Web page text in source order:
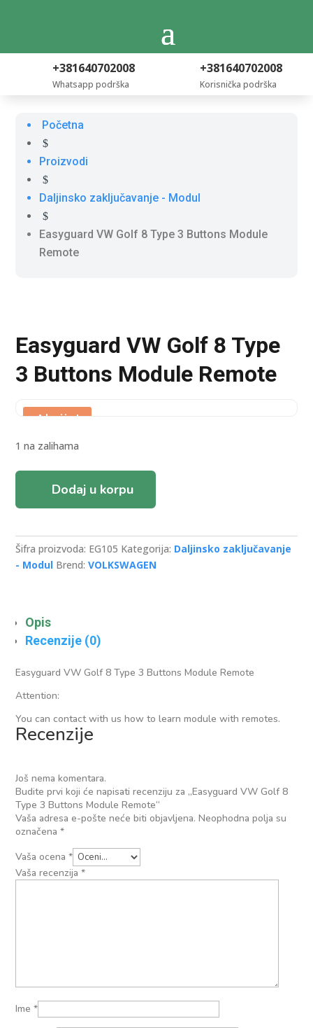
+381640702008
Whatsapp podrška
+381640702008
Korisnička podrška
Početna
$
Proizvodi
$
Daljinsko zaključavanje - Modul
$
Easyguard VW Golf 8 Type 3 Buttons Module
Remote
Easyguard VW Golf 8 Type
3 Buttons Module Remote
Akcija!
1 na zalihama
Easyguard
Golf
Type
količina
Dodaj u korpu
Šifra proizvoda: EG105 Kategorija: Daljinsko zaključavanje
- Modul Brend:VOLKSWAGEN
Opis
Recenzije (0)
Easyguard VW Golf 8 Type 3 Buttons Module Remote
Attention:
You can contact with us how to learn module with remotes.
Recenzije
Još nema komentara.
Budite prvi koji će napisati recenziju za „Easyguard VW Golf 8
Type 3 Buttons Module Remote“
Vaša adresa e-pošte neće biti objavljena. Neophodna polja su
označena*
Vaša ocena*
Vaša recenzija*
Ime*